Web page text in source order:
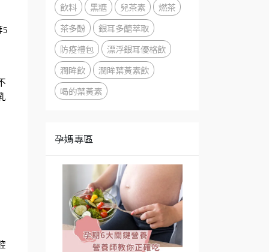
5
飲料
黑糖 兒茶素
燃茶
茶多酚
銀耳多醣萃取
防疫禮包
漂浮銀耳優格飲
潤眸飲
潤眸葉黃素飲
喝的葉黃素
孕媽專區